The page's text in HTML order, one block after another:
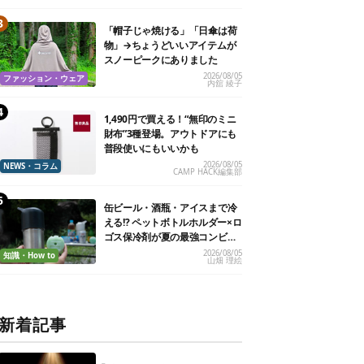
ファッション・ウェア
「帽子じゃ焼ける」「日傘は荷
物」→ちょうどいいアイテムが
スノーピークにありました
2026/08/05
内舘 綾子
NEWS・コラム
1,490円で買える！“無印のミニ
財布”3種登場。アウトドアにも
普段使いにもいいかも
2026/08/05
CAMP HACK編集部
知識・How to
缶ビール・酒瓶・アイスまで冷
える!? ペットボトルホルダー×ロ
ゴス保冷剤が夏の最強コンビだ
2026/08/05
山畑 理絵
着記事